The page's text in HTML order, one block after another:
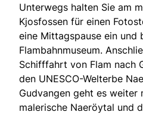
Unterwegs halten Sie am
Kjosfossen für einen
eine Mittagspause ein und
Flambahnmuseum.
Schifffahrt von Flam nach
den UNESCO-Welterbe
Gudvangen geht es weiter
malerische Naeröytal und